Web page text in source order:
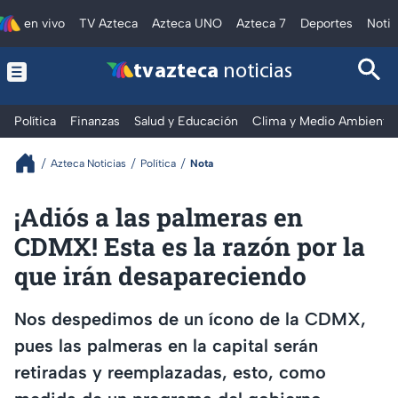
en vivo TV Azteca Azteca UNO Azteca 7 Deportes
tv azteca noticias
Política Finanzas Salud y Educación Clima y Medio Ambiente
Azteca Noticias Política Nota
¡Adiós a las palmeras en
CDMX! Esta es la razón por la
que irán desapareciendo
Nos despedimos de un ícono de la CDMX,
pues las palmeras en la capital serán
retiradas y reemplazadas, esto, como